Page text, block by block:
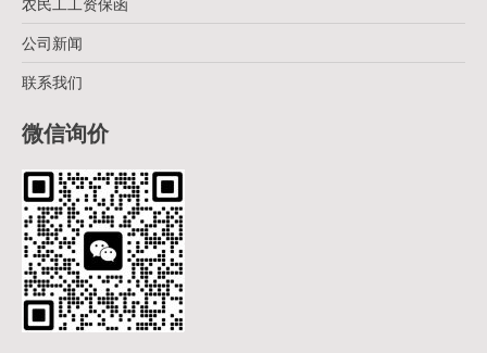
农民工工资保函
公司新闻
联系我们
微信询价